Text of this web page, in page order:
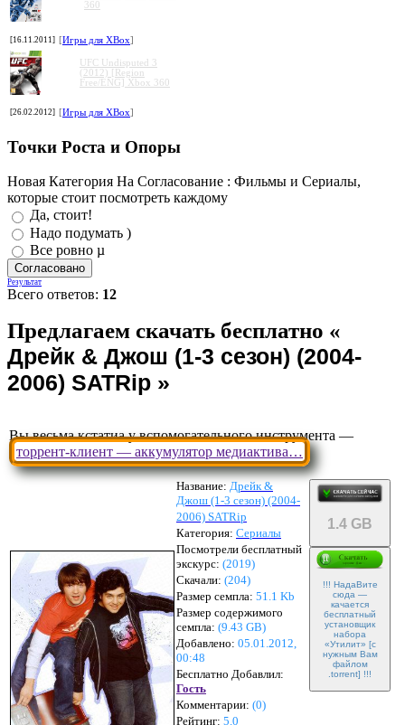
360
[16.11.2011] [Игры для XBox]
UFC Undisputed 3
(2012) [Region
Free/ENG] Xbox 360
[26.02.2012] [Игры для XBox]
Точки Роста и Опоры
Новая Категория На Согласование : Фильмы и Сериалы,
которые стоит посмотреть каждому
Да, стоит!
Надо подумать )
Все ровно µ
Результат
Всего ответов: 12
Вы весьма кстатиа у вспомогательного инструмента —
торрент-клиент — аккумулятор медиактива…
Название: Дрейк &
Джош (1-3 сезон) (2004-
2006) SATRip
1.4 GB
!!! НадаВите
сюда —
качается
бесплатный
установщик
набора
«Утилит» [с
нужным Вам
файлом
.torrent] !!!
Категория: Сериалы
Посмотрели бесплатный
экскурс: (2019)
Скачали: (204)
Размер семпла: 51.1 Kb
Размер содержимого
семпла: (9.43 GB)
Добавлено: 05.01.2012,
00:48
Бесплатно Добавлил:
Гость
Комментарии: (0)
Рейтинг: 5.0